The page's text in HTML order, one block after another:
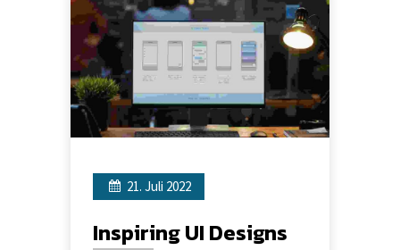
21. Juli 2022
Inspiring UI Designs